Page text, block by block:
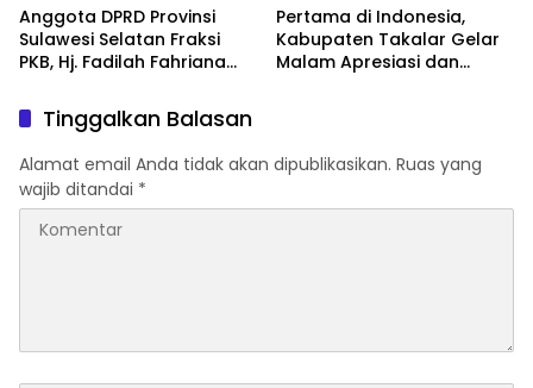
Anggota DPRD Provinsi
Sulawesi Selatan Fraksi
PKB, Hj. Fadilah Fahriana
Takalar Menyalakan
Lentera Pengabdian
Melalui Malam Apresiasi
dan Inovasi Award 2026
Pertama di Indonesia,
Kabupaten Takalar Gelar
Malam Apresiasi dan
Berprestasi
Tinggalkan Balasan
Alamat email Anda tidak akan dipublikasikan. Ruas yang
wajib ditandai *